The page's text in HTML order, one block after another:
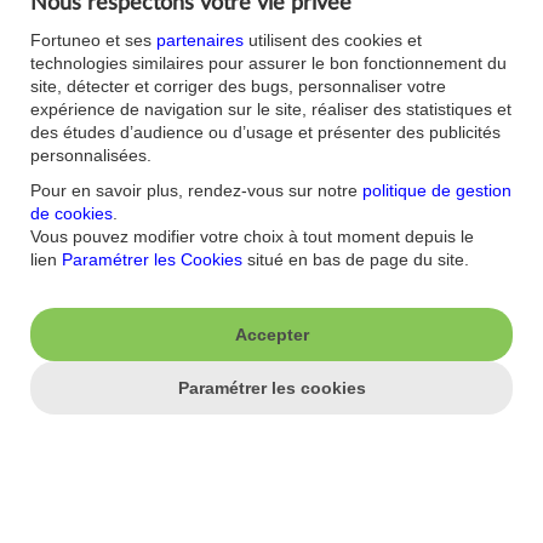
Parrainage
Fortuneo sur votre mobile
Espace Presse
Recrutement
Conditions Générales
Glossaire -Banque au
conforme
Nos formulaires
Guides Bourse
Réglementations
Conditions Tarifaires
Fortuneo et ses partenaires utilisent des cookies et
technologies similaires pour assurer le bon fonctionnement du
site, détecter et corriger des bugs, personnaliser votre
expérience de navigation sur le site, réaliser des statistiques et
des études d’audience ou d’usage et présenter des publicités
personnalisées.
Pour en savoir plus, rendez-vous sur notre politique de gestion
de cookies.
Vous pouvez modifier votre choix à tout moment depuis le
lien Paramétrer les Cookies situé en bas de page du site.
Accepter
Paramétrer les cookies